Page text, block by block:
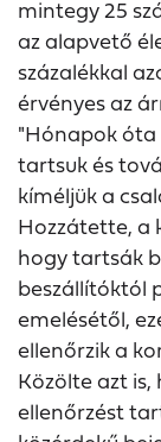
mintegy 25
az alapvető
százalékkal
érvényes az
"Hónapok óta
tartsuk és
kíméljük a
Hozzátette, a
hogy tartsák
beszállítóktól
emelésétől,
ellenőrzik a
Közölte azt
ellenőrzést